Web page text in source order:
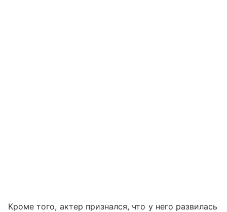
Кроме того, актер признался, что у него развилась